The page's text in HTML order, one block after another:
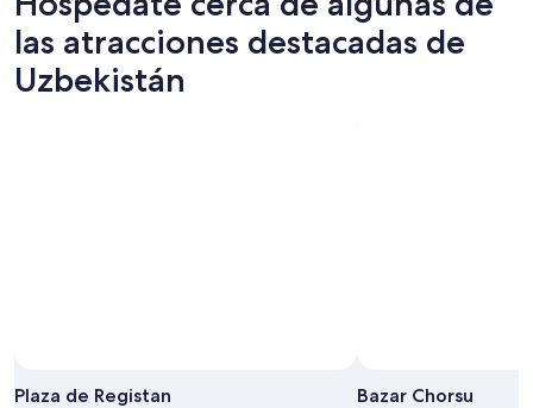
las atracciones destacadas de
Uzbekistán
Plaza de Registan Bazar Chorsu